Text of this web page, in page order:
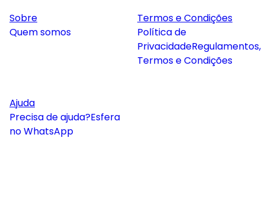
Sobre
Quem somos
Termos e Condições
Política de
PrivacidadeRegulamentos,
Termos e Condições
Ajuda
Precisa de ajuda?Esfera
no WhatsApp